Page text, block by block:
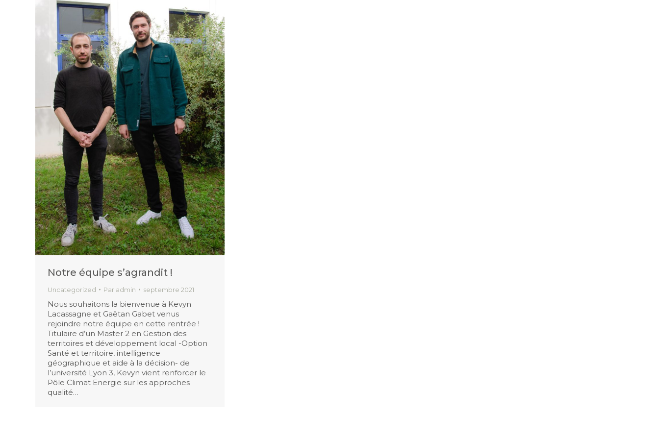
Notre équipe s’agrandit !
Uncategorized Par admin septembre 2021
Nous souhaitons la bienvenue à Kevyn
Lacassagne et Gaëtan Gabet venus
rejoindre notre équipe en cette rentrée !
Titulaire d’un Master 2 en Gestion des
territoires et développement local -Option
Santé et territoire, intelligence
géographique et aide à la décision- de
l’université Lyon 3, Kevyn vient renforcer le
Pôle Climat Energie sur les approches
qualité…